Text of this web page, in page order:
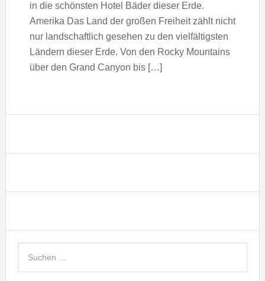
in die schönsten Hotel Bäder dieser Erde.
Amerika Das Land der großen Freiheit zählt nicht
nur landschaftlich gesehen zu den vielfältigsten
Ländern dieser Erde. Von den Rocky Mountains
über den Grand Canyon bis […]